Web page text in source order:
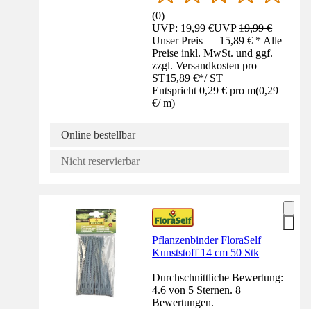
(0)
UVP: 19,99 €UVP19,99 €
Unser Preis — 15,89 € * Alle
Preise inkl. MwSt. und ggf.
zzgl. Versandkosten pro
ST15,89 €*/ ST
Entspricht 0,29 € pro m(0,29
€/ m)
Online bestellbar
Nicht reservierbar
Pflanzenbinder FloraSelf
Kunststoff 14 cm 50 Stk
Durchschnittliche Bewertung:
4.6 von 5 Sternen. 8
Bewertungen.